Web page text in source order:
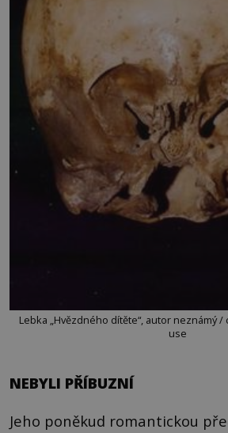
Lebka „Hvězdného dítěte“, autor neznámý
use
NEBYLI PŘÍBUZNÍ
Jeho poněkud romantickou